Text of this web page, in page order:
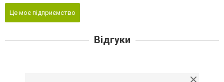
Це моє підприємство
Відгуки